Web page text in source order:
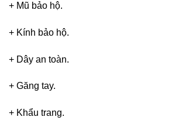
+ Mũ bảo hộ.
+ Kính bảo hộ.
+ Dây an toàn.
+ Găng tay.
+ Khẩu trang.